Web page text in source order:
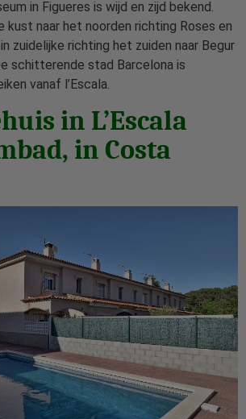
in Figueres is wijd en zijd bekend.
kust naar het noorden richting Roses en
zuidelijke richting het zuiden naar Begur
schitterende stad Barcelona is
vanaf l’Escala.
in L’Escala
in Costa